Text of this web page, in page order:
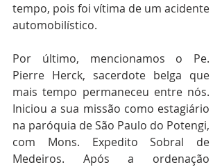
tempo, pois foi vítima de um acidente
automobilístico.
Por último, mencionamos o Pe.
Pierre Herck, sacerdote belga que
mais tempo permaneceu entre nós.
Iniciou a sua missão como estagiário
na paróquia de São Paulo do Potengi,
com Mons. Expedito Sobral de
Medeiros. Após a ordenação